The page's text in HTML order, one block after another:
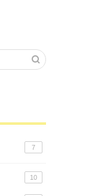
7
10